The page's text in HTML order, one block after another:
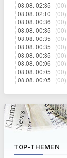
08.08. 02:35 | (00)
08.08. 02:10 | (00)
08.08. 00:36 | (00)
08.08. 00:35 | (00)
08.08. 00:35 | (00)
08.08. 00:35 | (00)
08.08. 00:35 | (00)
08.08. 00:06 | (00)
08.08. 00:05 | (00)
08.08. 00:05 | (00)
TOP-THEMEN